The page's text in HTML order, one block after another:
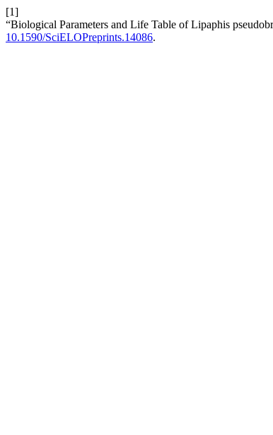
[1]
“Biological Parameters and Life Table of Lipaphis
10.1590/SciELOPreprints.14086.